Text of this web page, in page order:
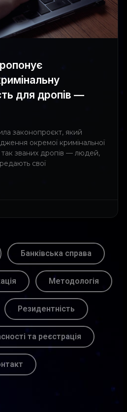
для дропів —
законопроєкт, який
окремої кримінальної
так званих дропів — людей,
свої
Банківська справа
Методологія
Резидентність
та реєстрація